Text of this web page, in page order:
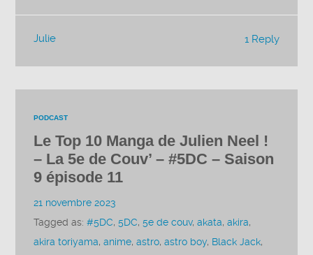
1 Reply
Julie
PODCAST
Le Top 10 Manga de Julien Neel !
– La 5e de Couv’ – #5DC – Saison
9 épisode 11
21 novembre 2023
Tagged as:#5DC,5DC,5e de couv,akata,akira,
akira toriyama,anime,astro,astro boy, Black Jack,